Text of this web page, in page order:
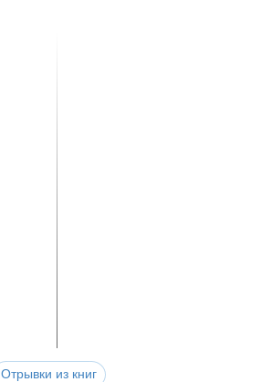
Отрывки из книг